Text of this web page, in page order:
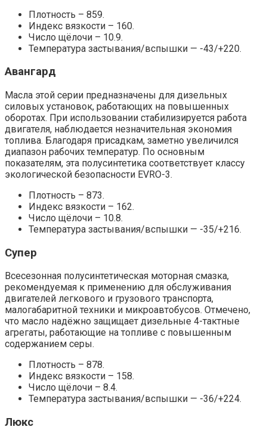
Плотность – 859.
Индекс вязкости – 160.
Число щёлочи – 10.9.
Температура застывания/вспышки — -43/+220.
Авангард
Масла этой серии предназначены для дизельных
силовых установок, работающих на повышенных
оборотах. При использовании стабилизируется работа
двигателя, наблюдается незначительная экономия
топлива. Благодаря присадкам, заметно увеличился
диапазон рабочих температур. По основным
показателям, эта полусинтетика соответствует классу
экологической безопасности EVRO-3.
Плотность – 873.
Индекс вязкости – 162.
Число щёлочи – 10.8.
Температура застывания/вспышки — -35/+216.
Супер
Всесезонная полусинтетическая моторная смазка,
рекомендуемая к применению для обслуживания
двигателей легкового и грузового транспорта,
малогабаритной техники и микроавтобусов. Отмечено,
что масло надёжно защищает дизельные 4-тактные
агрегаты, работающие на топливе с повышенным
содержанием серы.
Плотность – 878.
Индекс вязкости – 158.
Число щёлочи – 8.4.
Температура застывания/вспышки — -36/+224.
Люкс